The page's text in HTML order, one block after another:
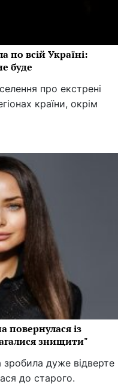
по всій Україні:
буде
про екстрені
країни, окрім
повернулася із
знищити"
дуже відверте
до старого.